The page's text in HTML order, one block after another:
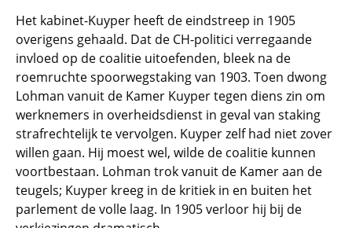
Het kabinet-Kuyper heeft de eindstreep in 1905
overigens gehaald. Dat de CH-politici verregaande
invloed op de coalitie uitoefenden, bleek na de
roemruchte spoorwegstaking van 1903. Toen dwong
Lohman vanuit de Kamer Kuyper tegen diens zin om
werknemers in overheidsdienst in geval van staking
strafrechtelijk te vervolgen. Kuyper zelf had niet zover
willen gaan. Hij moest wel, wilde de coalitie kunnen
voortbestaan. Lohman trok vanuit de Kamer aan de
teugels; Kuyper kreeg in de kritiek in en buiten het
parlement de volle laag. In 1905 verloor hij bij de